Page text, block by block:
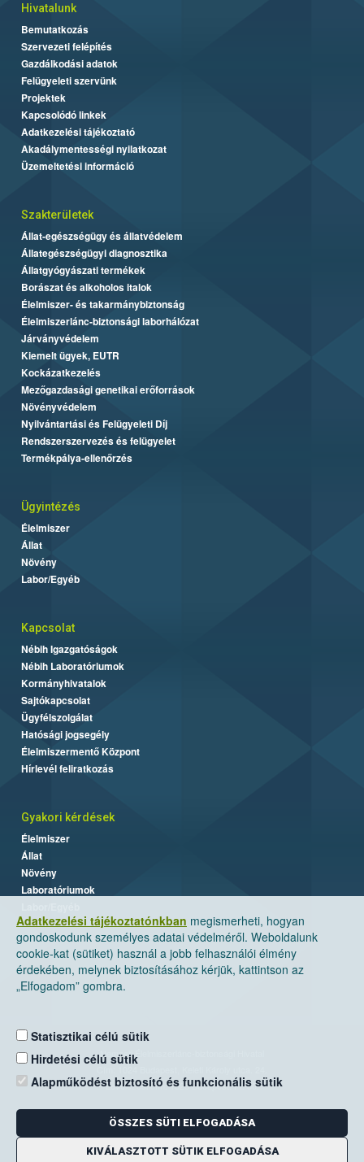
Adatkezelési tájékoztatónkban megismerheti, hogyan
gondoskodunk személyes adatai védelméről. Weboldalunk
cookie-kat (sütiket) használ a jobb felhasználói élmény
érdekében, melynek biztosításához kérjük, kattintson az
„Elfogadom” gombra.
Statisztikai célú sütik
Hirdetési célú sütik
Alapműködést biztosító és funkcionális sütik
ÖSSZES SÜTI ELFOGADÁSA
KIVÁLASZTOTT SÜTIK ELFOGADÁSA
Hivatalunk
Bemutatkozás
Szervezeti felépítés
Gazdálkodási adatok
Felügyeleti szervünk
Projektek
Kapcsolódó linkek
Adatkezelési tájékoztató
Akadálymentességi nyilatkozat
Üzemeltetési információ
Szakterületek
Állat-egészségügy és állatvédelem
Állategészségügyi diagnosztika
Állatgyógyászati termékek
Borászat és alkoholos italok
Élelmiszer- és takarmánybiztonság
Élelmiszerlánc-biztonsági laborhálózat
Járványvédelem
Kiemelt ügyek, EUTR
Kockázatkezelés
Mezőgazdasági genetikai erőforrások
Növényvédelem
Nyilvántartási és Felügyeleti Díj
Rendszerszervezés és felügyelet
Termékpálya-ellenőrzés
Ügyintézés
Élelmiszer
Állat
Növény
Labor/Egyéb
Kapcsolat
Nébih Igazgatóságok
Nébih Laboratóriumok
Kormányhivatalok
Sajtókapcsolat
Ügyfélszolgálat
Hatósági jogsegély
Élelmiszermentő Központ
Hírlevél feliratkozás
Gyakori kérdések
Élelmiszer
Állat
Növény
Laboratóriumok
Nemzeti Élelmiszerlánc-biztonsági Hivatal
Levelezési cím: 1525 Budapest. Pf. 30.
E-mail:ugyfelszolgalat@nebih.gov.hu
Zöld szám: 06-80/263-244